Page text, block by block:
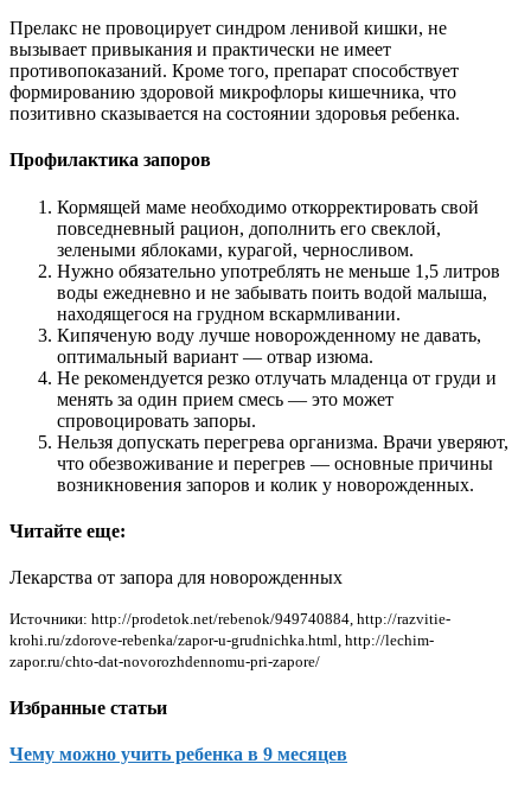
Прелакс не провоцирует синдром ленивой кишки, не
вызывает привыкания и практически не имеет
противопоказаний. Кроме того, препарат способствует
формированию здоровой микрофлоры кишечника, что
позитивно сказывается на состоянии здоровья ребенка.
Профилактика запоров
Кормящей маме необходимо откорректировать свой
повседневный рацион, дополнить его свеклой,
зелеными яблоками, курагой, черносливом.
Нужно обязательно употреблять не меньше 1,5 литров
воды ежедневно и не забывать поить водой малыша,
находящегося на грудном вскармливании.
Кипяченую воду лучше новорожденному не давать,
оптимальный вариант — отвар изюма.
Не рекомендуется резко отлучать младенца от груди и
менять за один прием смесь — это может
спровоцировать запоры.
Нельзя допускать перегрева организма. Врачи уверяют,
что обезвоживание и перегрев — основные причины
возникновения запоров и колик у новорожденных.
Читайте еще:
Лекарства от запора для новорожденных
Источники: http://prodetok.net/rebenok/949740884, http://razvitie-
krohi.ru/zdorove-rebenka/zapor-u-grudnichka.html, http://lechim-
zapor.ru/chto-dat-novorozhdennomu-pri-zapore/
Избранные статьи
Чему можно учить ребенка в 9 месяцев